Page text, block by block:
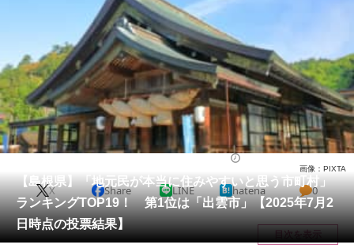
ニュース
エンタメ クイズ
グルメ 地域
住まい 教育・育児
動物 リサーチ
会員記事
メディア
注目記事を集めた総合ページ
【島根県】「地元民が本当に住みやすいと思う市町村」
ランキングTOP19！ 第1位は「出雲市」【2025年7月2
日時点の投票結果】
画像：PIXTA
X Share LINE hatena 0
目次を表示